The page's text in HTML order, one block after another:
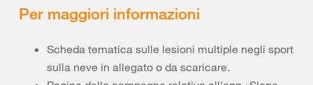
Per maggiori informazioni
Scheda tematica sulle lesioni multiple negli sport
sulla neve in allegato o da scaricare.